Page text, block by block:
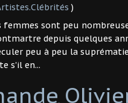
)
femmes sont peu
depuis quelques
peu à peu la
s'il en...